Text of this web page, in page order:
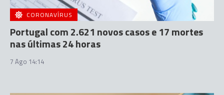
CORONAVÍRUS
Portugal com 2.621 novos casos e 17 mortes
nas últimas 24 horas
7 Ago 14:14